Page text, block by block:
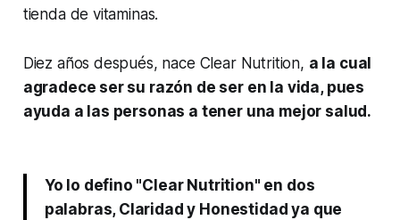
tienda de vitaminas.
Diez años después, nace Clear Nutrition, a la cual
agradece ser su razón de ser en la vida, pues
ayuda a las personas a tener una mejor salud.
Yo lo defino "Clear Nutrition" en dos
palabras, Claridad y Honestidad ya que